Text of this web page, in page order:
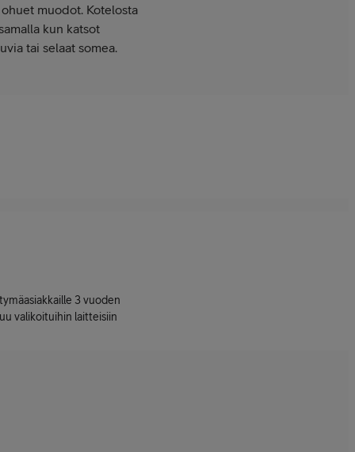
muodot. Kotelosta
kun katsot
tai selaat somea.
3 vuoden
valikoituihin laitteisiin